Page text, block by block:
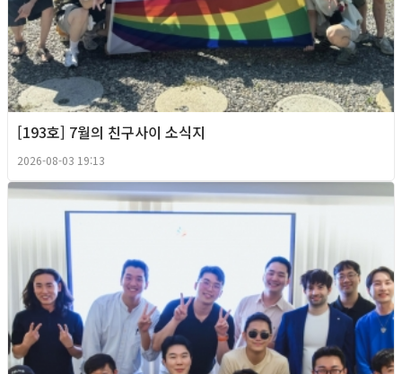
[193호] 7월의 친구사이 소식지
2026-08-03 19:13